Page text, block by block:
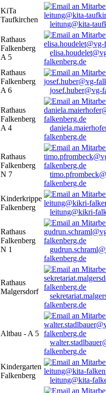
KiTa
Taufkirchen
leitung@kita-
Rathaus
Falkenberg
A 5
falkenberg.de
Rathaus
Falkenberg
A 6
josef.huber@vg-
Rathaus
Falkenberg
A 4
falkenberg.de
Rathaus
Falkenberg
N 7
falkenberg.de
Kinderkrippe
Falkenberg
leitung@kikri-
Rathaus
Falkenberg
N 1
falkenberg.de
Rathaus
Malgersdorf
falkenberg.de
Altbau - A 5
falkenberg.de
Kindergarten
Falkenberg
leitung@kita-